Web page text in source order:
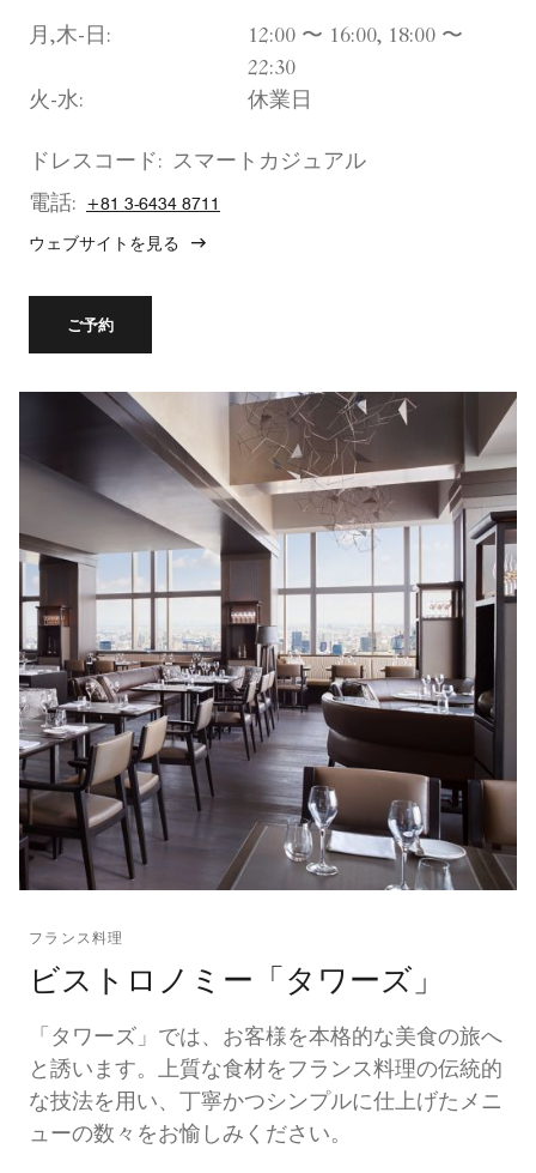
月,木-日:
12:00 〜 16:00, 18:00 〜
22:30
火-水:
休業日
ドレスコード: スマートカジュアル
電話:
+81 3-6434 8711
ウェブサイトを見る
ご予約
フランス料理
ビストロノミー「タワーズ」
「タワーズ」では、お客様を本格的な美食の旅へ
と誘います。上質な食材をフランス料理の伝統的
な技法を用い、丁寧かつシンプルに仕上げたメニ
ューの数々をお愉しみください。